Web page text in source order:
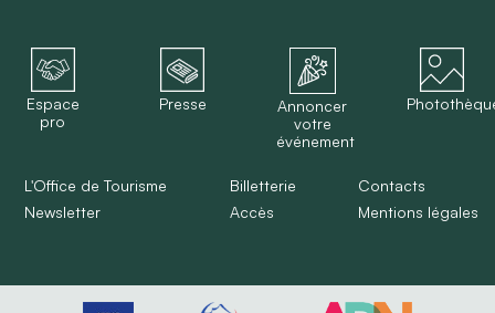
Espace
pro
Presse
Annoncer
votre
événement
L'Office de Tourisme
Newsletter
Billetterie
Accès
Contacts
Mentions légales